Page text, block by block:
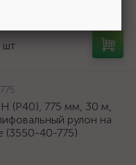
шт
(Р40), 775 мм, 30 м,
рулон на
(3550-40-775)